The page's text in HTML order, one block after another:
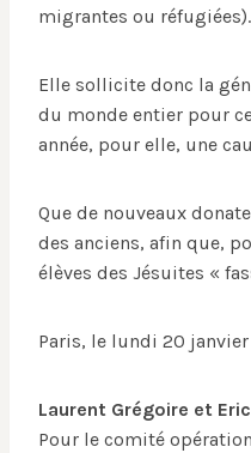
migrantes ou réfugiées).
Elle sollicite donc la
du monde entier pour
année, pour elle, une
Que de nouveaux
des anciens, afin que,
élèves des Jésuites «
Paris, le lundi 20 janvier
Laurent Grégoire et
Pour le comité